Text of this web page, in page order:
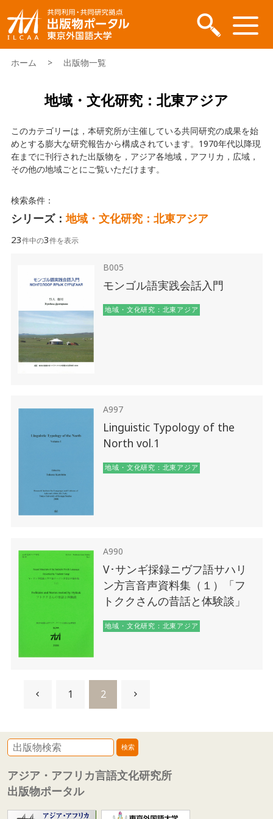
ホーム > 出版物一覧
地域・文化研究：北東アジア
このカテゴリーは，本研究所が主催している共同研究の成果を始
めとする膨大な研究報告から構成されています。1970年代以降現
在までに刊行された出版物を，アジア各地域，アフリカ，広域，
その他の地域ごとにご覧いただけます。
検索条件：
シリーズ：地域・文化研究：北東アジア
23件中の3件を表示
B005
モンゴル語実践会話入門
地域・文化研究：北東アジア
A997
Linguistic Typology of the
North vol.1
地域・文化研究：北東アジア
A990
V･サンギ採録ニヴフ語サハリ
ン方言音声資料集（１）「フ
トククさんの昔話と体験談」
地域・文化研究：北東アジア
1 2
アジア・アフリカ言語文化研究所
出版物ポータル